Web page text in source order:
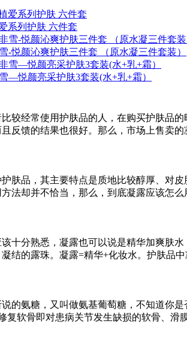
系列护肤 六件套
-悦颜沁爽护肤三件套 （原水凝三件套装）
—悦颜亮采护肤3套装(水+乳+霜）
较经常使用护肤品的人，在购买护肤品
反馈的结果也很好。那么，市场上售卖
肤品，其主要特点是质地比较醇厚、对
法却并不恰当，那么，到底凝露应该怎
十分熟悉，凝露也可以说是精华加爽肤
结的露珠。凝露=精华+化妆水。护肤品
的氨糖，又叫做氨基葡萄糖，不知道你
复软骨即对患病关节发生缺损的软骨、滑